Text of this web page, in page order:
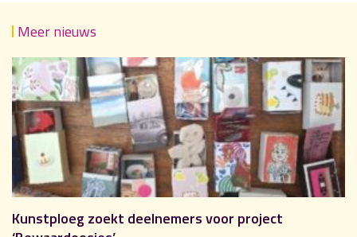
Meer nieuws
Kunstploeg zoekt deelnemers voor project